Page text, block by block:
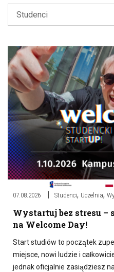
07.08.2026 Studenci, Uczelnia,
Wystartuj bez stresu –
na Welcome Day!
Start studiów to początek
miejsce, nowi ludzie i
jednak oficjalnie zasiądziesz